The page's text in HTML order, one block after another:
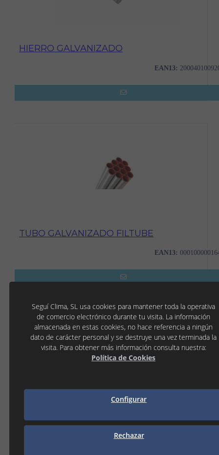
HIERRO GALVANIZADO
EAN13:
TUBO GALVANIZADO FILTUBE
EAN13:
TUBO GALVANIZADO FILTUBE 1 CARA
Seguí Clima, SL usa cookies para mantener toda la operativa
de comercio electrónico durante tu visita. La información
almacenada en estas cookies, no hace referencia a ningún
dato de carácter personal y se destruye una vez terminada la
visita. Para obtener más información consulta nuestra:
Política de Cookies
Configurar
Rechazar